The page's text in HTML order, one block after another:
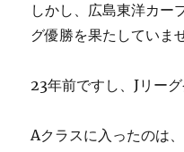
しかし、広島東洋カー
グ優勝を果たしていま
23年前ですし、Jリー
Aクラスに入ったのは